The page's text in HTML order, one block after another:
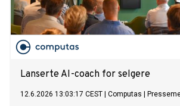
Lanserte AI-coach for selgere
12.6.2026 13:03:17 CEST Computas